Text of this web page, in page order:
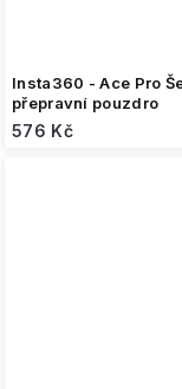
Insta360 - Ace Pro
přepravní pouzdro
576 Kč